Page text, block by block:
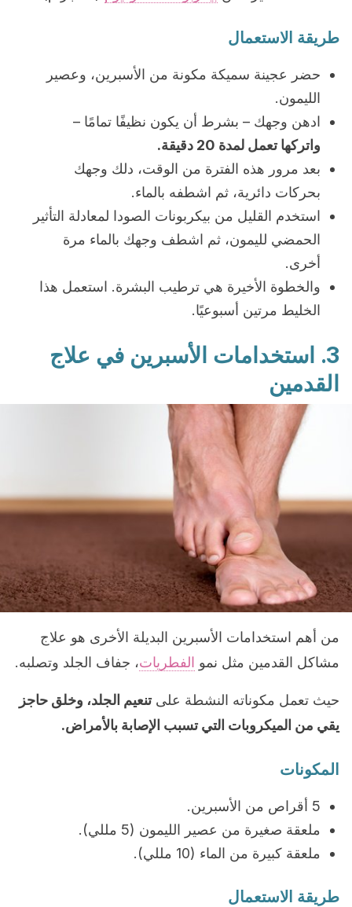
طريقة الاستعمال
حضر عجينة سميكة مكونة من الأسبرين، وعصير
الليمون.
ادهن وجهك – بشرط أن يكون نظيفًا تمامًا –
واتركها تعمل لمدة 20 دقيقة.
بعد مرور هذه الفترة من الوقت، دلك وجهك
بحركات دائرية، ثم اشطفه بالماء.
استخدم القليل من بيكربونات الصودا لمعادلة التأثير
الحمضي لليمون، ثم اشطف وجهك بالماء مرة
أخرى.
والخطوة الأخيرة هي ترطيب البشرة. استعمل هذا
الخليط مرتين أسبوعيًا.
3. استخدامات الأسبرين في علاج
القدمين
من أهم استخدامات الأسبرين البديلة الأخرى هو علاج
مشاكل القدمين مثل نمو الفطريات، جفاف الجلد وتصلبه.
حيث تعمل مكوناته النشطة علىتنعيم الجلد، وخلق حاجز
يقي من الميكروبات التي تسبب الإصابة بالأمراض.
المكونات
5 أقراص من الأسبرين.
ملعقة صغيرة من عصير الليمون (5 مللي).
ملعقة كبيرة من الماء (10 مللي).
طريقة الاستعمال